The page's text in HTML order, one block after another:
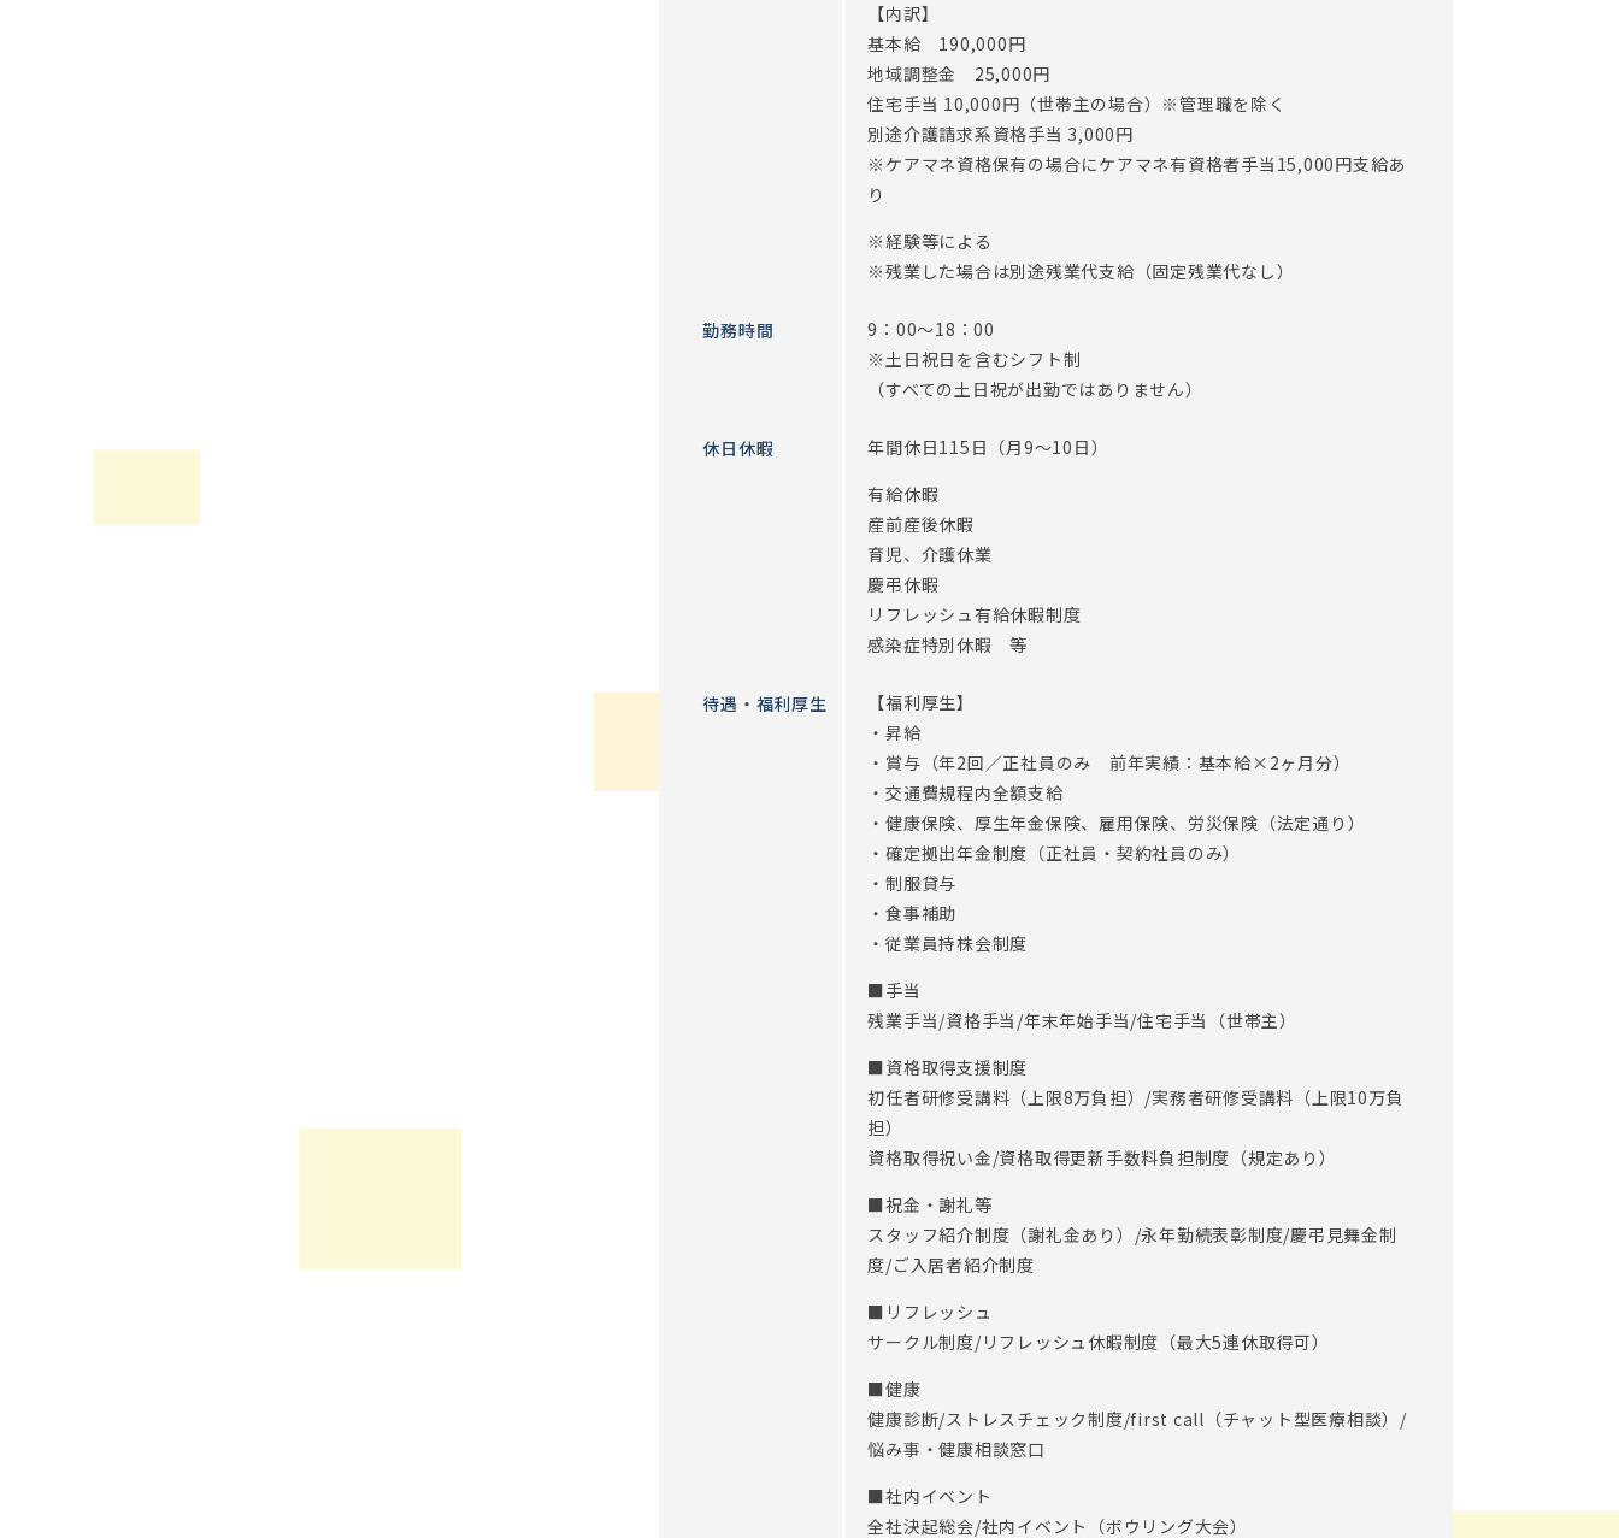
※従事すべき業務の変更：あり（変更範囲：会社の定める業務）
※定年制度あり（定年60歳）
【内訳】
基本給 190,000円
地域調整金 25,000円
住宅手当 10,000円（世帯主の場合）※管理職を除く
別途介護請求系資格手当 3,000円
※ケアマネ資格保有の場合にケアマネ有資格者手当15,000円支給あ
り
※経験等による
※残業した場合は別途残業代支給（固定残業代なし）
勤務時間
9：00～18：00
※土日祝日を含むシフト制
（すべての土日祝が出勤ではありません）
休日休暇
年間休日115日（月9～10日）
有給休暇
産前産後休暇
育児、介護休業
慶弔休暇
リフレッシュ有給休暇制度
感染症特別休暇 等
待遇・福利厚生
【福利厚生】
・昇給
・賞与（年2回／正社員のみ 前年実績：基本給×2ヶ月分）
・交通費規程内全額支給
・健康保険、厚生年金保険、雇用保険、労災保険（法定通り）
・確定拠出年金制度（正社員・契約社員のみ）
・制服貸与
・食事補助
・従業員持株会制度
■手当
残業手当/資格手当/年末年始手当/住宅手当（世帯主）
■資格取得支援制度
初任者研修受講料（上限8万負担）/実務者研修受講料（上限10万負
担）
資格取得祝い金/資格取得更新手数料負担制度（規定あり）
■祝金・謝礼等
スタッフ紹介制度（謝礼金あり）/永年勤続表彰制度/慶弔見舞金制
度/ご入居者紹介制度
■リフレッシュ
サークル制度/リフレッシュ休暇制度（最大5連休取得可）
■健康
健康診断/ストレスチェック制度/first call（チャット型医療相談）/
悩み事・健康相談窓口
■社内イベント
全社決起総会/社内イベント（ボウリング大会）